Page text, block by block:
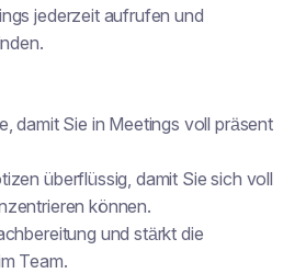
jederzeit aufrufen und
damit Sie in Meetings voll präsent
überflüssig, damit Sie sich voll
können.
und stärkt die
Team.